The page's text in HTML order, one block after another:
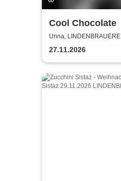
Cool Chocolate
Unna, LINDENBRAUEREI
27.11.2026